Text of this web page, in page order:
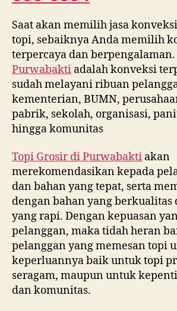
Saat akan memilih jasa
topi, sebaiknya Anda memilih
terpercaya dan berpengalaman.
Purwabakti adalah konveksi
sudah melayani ribuan
kementerian, BUMN,
pabrik, sekolah, organisasi,
hingga komunitas
Topi Grosir diPurwabakti akan
merekomendasikan kepada
dan bahan yang tepat, serta
dengan bahan yang berkualitas
yang rapi. Dengan kepuasan
pelanggan, maka tidah heran
pelanggan yang memesan topi
keperluannya baik untuk topi
seragam, maupun untuk
dan komunitas.